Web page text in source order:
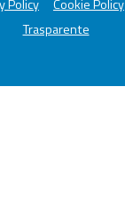
Policy Cookie Policy
Trasparente